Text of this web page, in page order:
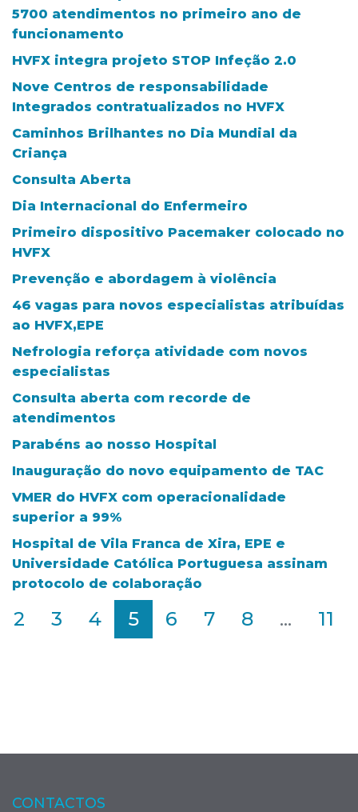
5700 atendimentos no primeiro ano de
funcionamento
HVFX integra projeto STOP Infeção 2.0
Nove Centros de responsabilidade
Integrados contratualizados no HVFX
Caminhos Brilhantes no Dia Mundial da
Criança
Consulta Aberta
Dia Internacional do Enfermeiro
Primeiro dispositivo Pacemaker colocado no
HVFX
Prevenção e abordagem à violência
46 vagas para novos especialistas atribuídas
ao HVFX,EPE
Nefrologia reforça atividade com novos
especialistas
Consulta aberta com recorde de
atendimentos
Parabéns ao nosso Hospital
Inauguração do novo equipamento de TAC
VMER do HVFX com operacionalidade
superior a 99%
Hospital de Vila Franca de Xira, EPE e
Universidade Católica Portuguesa assinam
protocolo de colaboração
2 3 4 5 6 7 8 ... 11
CONTACTOS